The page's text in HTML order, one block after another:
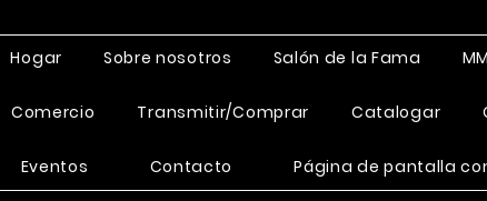
Hogar Sobre nosotros Salón de la Fama
Comercio Transmitir/Comprar Catalogar
Eventos Contacto Página de pantalla